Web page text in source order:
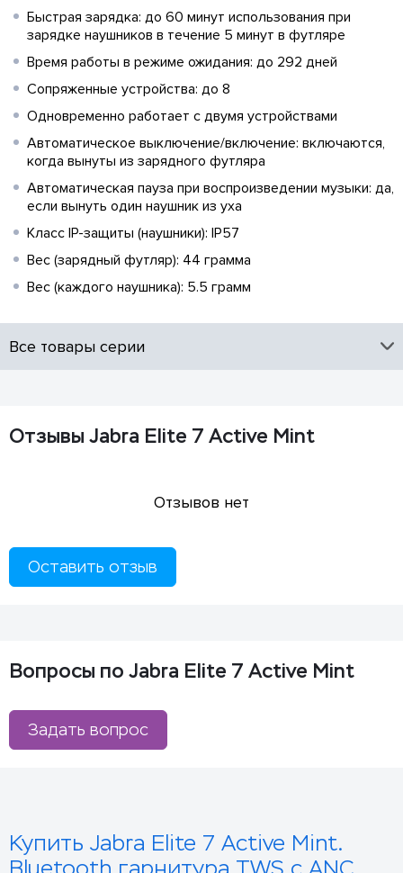
Быстрая зарядка: до 60 минут использования при
зарядке наушников в течение 5 минут в футляре
Время работы в режиме ожидания: до 292 дней
Сопряженные устройства: до 8
Одновременно работает с двумя устройствами
Автоматическое выключение/включение: включаются,
когда вынуты из зарядного футляра
Автоматическая пауза при воспроизведении музыки: да,
если вынуть один наушник из уха
Класс IP-защиты (наушники): IP57
Вес (зарядный футляр): 44 грамма
Вес (каждого наушника): 5.5 грамм
Все товары серии
Отзывы Jabra Elite 7 Active Mint
Отзывов нет
Оставить отзыв
Вопросы по Jabra Elite 7 Active Mint
Задать вопрос
Купить Jabra Elite 7 Active Mint.